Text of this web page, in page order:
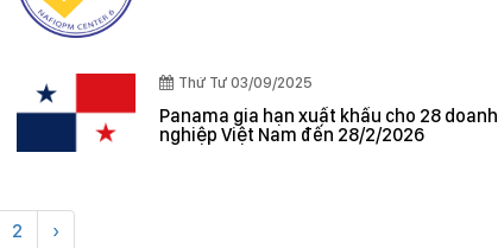
Thứ Tư 03/09/2025
Panama gia hạn xuất khẩu cho 28 doanh
nghiệp Việt Nam đến 28/2/2026
2 ›